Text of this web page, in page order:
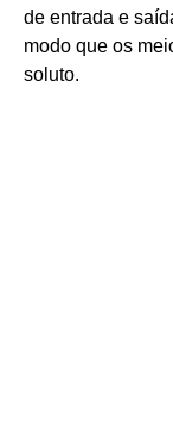
de entrada e
modo que os
soluto.